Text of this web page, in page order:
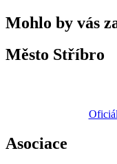
Mohlo by vás
Město Stříbro
Asociace